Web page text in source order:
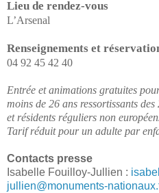
Lieu de rendez-vous
L’Arsenal
Renseignements et
04 92 45 42 40
Entrée et animations gratuites
moins de 26 ans ressortissants
et résidents réguliers non
Tarif réduit pour un adulte par
Contacts presse
Isabelle Fouilloy-Jullien :
jullien@monuments-